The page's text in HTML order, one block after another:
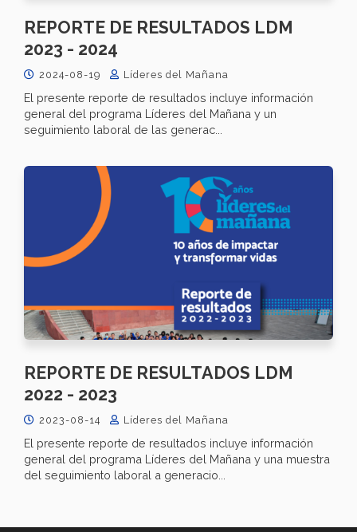
REPORTE DE RESULTADOS LDM
2023 - 2024
2024-08-19 Líderes del Mañana
El presente reporte de resultados incluye información
general del programa Líderes del Mañana y un
seguimiento laboral de las generac...
REPORTE DE RESULTADOS LDM
2022 - 2023
2023-08-14 Líderes del Mañana
El presente reporte de resultados incluye información
general del programa Líderes del Mañana y una muestra
del seguimiento laboral a generacio...